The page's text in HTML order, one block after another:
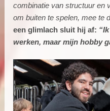
combinatie van structuur en
om buiten te spelen, mee te
een glimlach sluit hij af:
werken, maar mijn hobby